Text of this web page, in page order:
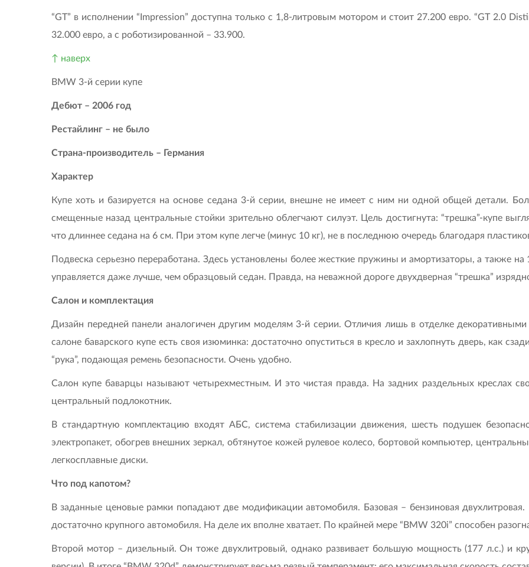
“GT” в исполнении “Impression” доступна только с 1,8-литровым мотором и стоит 27.200 евро. “GT 2.0
32.000 евро, а с роботизированной – 33.900.
↑ наверх
BMW 3-й серии купе
Дебют – 2006 год
Рестайлинг – не было
Страна-производитель – Германия
Характер
Купе хоть и базируется на основе седана 3-й серии, внешне не имеет с ним ни одной общей детали.
смещенные назад центральные стойки зрительно облегчают силуэт. Цель достигнута: “трешка”-купе
что длиннее седана на 6 см. При этом купе легче (минус 10 кг), не в последнюю очередь благодаря
Подвеска серьезно переработана. Здесь установлены более жесткие пружины и амортизаторы, а также
управляется даже лучше, чем образцовый седан. Правда, на неважной дороге двухдверная “трешка”
Салон и комплектация
Дизайн передней панели аналогичен другим моделям 3-й серии. Отличия лишь в отделке
салоне баварского купе есть своя изюминка: достаточно опуститься в кресло и захлопнуть дверь, как
“рука”, подающая ремень безопасности. Очень удобно.
Салон купе баварцы называют четырехместным. И это чистая правда. На задних раздельных креслах
центральный подлокотник.
В стандартную комплектацию входят АБС, система стабилизации движения, шесть подушек
электропакет, обогрев внешних зеркал, обтянутое кожей рулевое колесо, бортовой компьютер,
легкосплавные диски.
Что под капотом?
В заданные ценовые рамки попадают две модификации автомобиля. Базовая – бензиновая
достаточно крупного автомобиля. На деле их вполне хватает. По крайней мере “BMW 320i” способен
Второй мотор – дизельный. Он тоже двухлитровый, однако развивает большую мощность (177 л.с.) и